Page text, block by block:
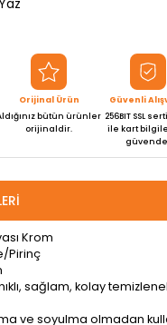
Orijinal Ürün
bütün ürünler
orijinaldir.
Güvenli
256BIT SSL
ile kart
Krom
Pirinç
sağlam, kolay
ve soyulma olmadan